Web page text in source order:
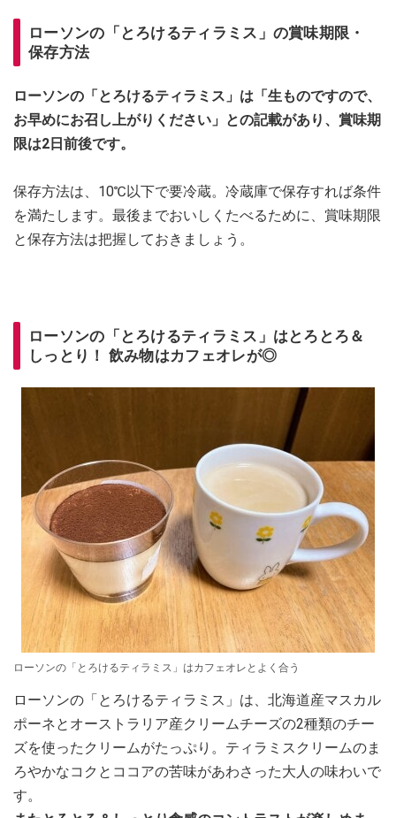
ローソンの「とろけるティラミス」の賞味期限・
保存方法
ローソンの「とろけるティラミス」は「生ものですので、
お早めにお召し上がりください」との記載があり、賞味期
限は2日前後です。
保存方法は、10℃以下で要冷蔵。冷蔵庫で保存すれば条件
を満たします。最後までおいしくたべるために、賞味期限
と保存方法は把握しておきましょう。
ローソンの「とろけるティラミス」はとろとろ＆
しっとり！ 飲み物はカフェオレが◎
ローソンの「とろけるティラミス」はカフェオレとよく合う
ローソンの「とろけるティラミス」は、北海道産マスカル
ポーネとオーストラリア産クリームチーズの2種類のチー
ズを使ったクリームがたっぷり。ティラミスクリームのま
ろやかなコクとココアの苦味があわさった大人の味わいで
す。